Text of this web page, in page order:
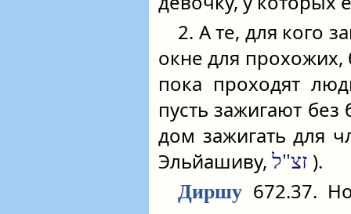
2. А те, для кого
окне для прохожих,
пока проходят
пусть зажигают без
дом зажигать для
Эльйашиву,זצ"ל ).
Диршу 672.37.